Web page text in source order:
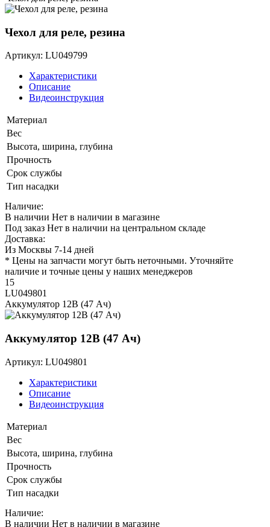
Чехол для реле, резина
Артикул: LU049799
Характеристики
Описание
Видеоинструкция
Материал
Вес
Высота, ширина, глубина
Прочность
Срок службы
Тип насадки
Наличие:
В наличии Нет в наличии в магазине
Под заказ Нет в наличии на центральном складе
Доставка:
Из Москвы 7-14 дней
* Цены на запчасти могут быть неточными. Уточняйте
наличие и точные цены у наших менеджеров
15
LU049801
Аккумулятор 12В (47 Ач)
Аккумулятор 12В (47 Ач)
Артикул: LU049801
Характеристики
Описание
Видеоинструкция
Материал
Вес
Высота, ширина, глубина
Прочность
Срок службы
Тип насадки
Наличие:
В наличии Нет в наличии в магазине